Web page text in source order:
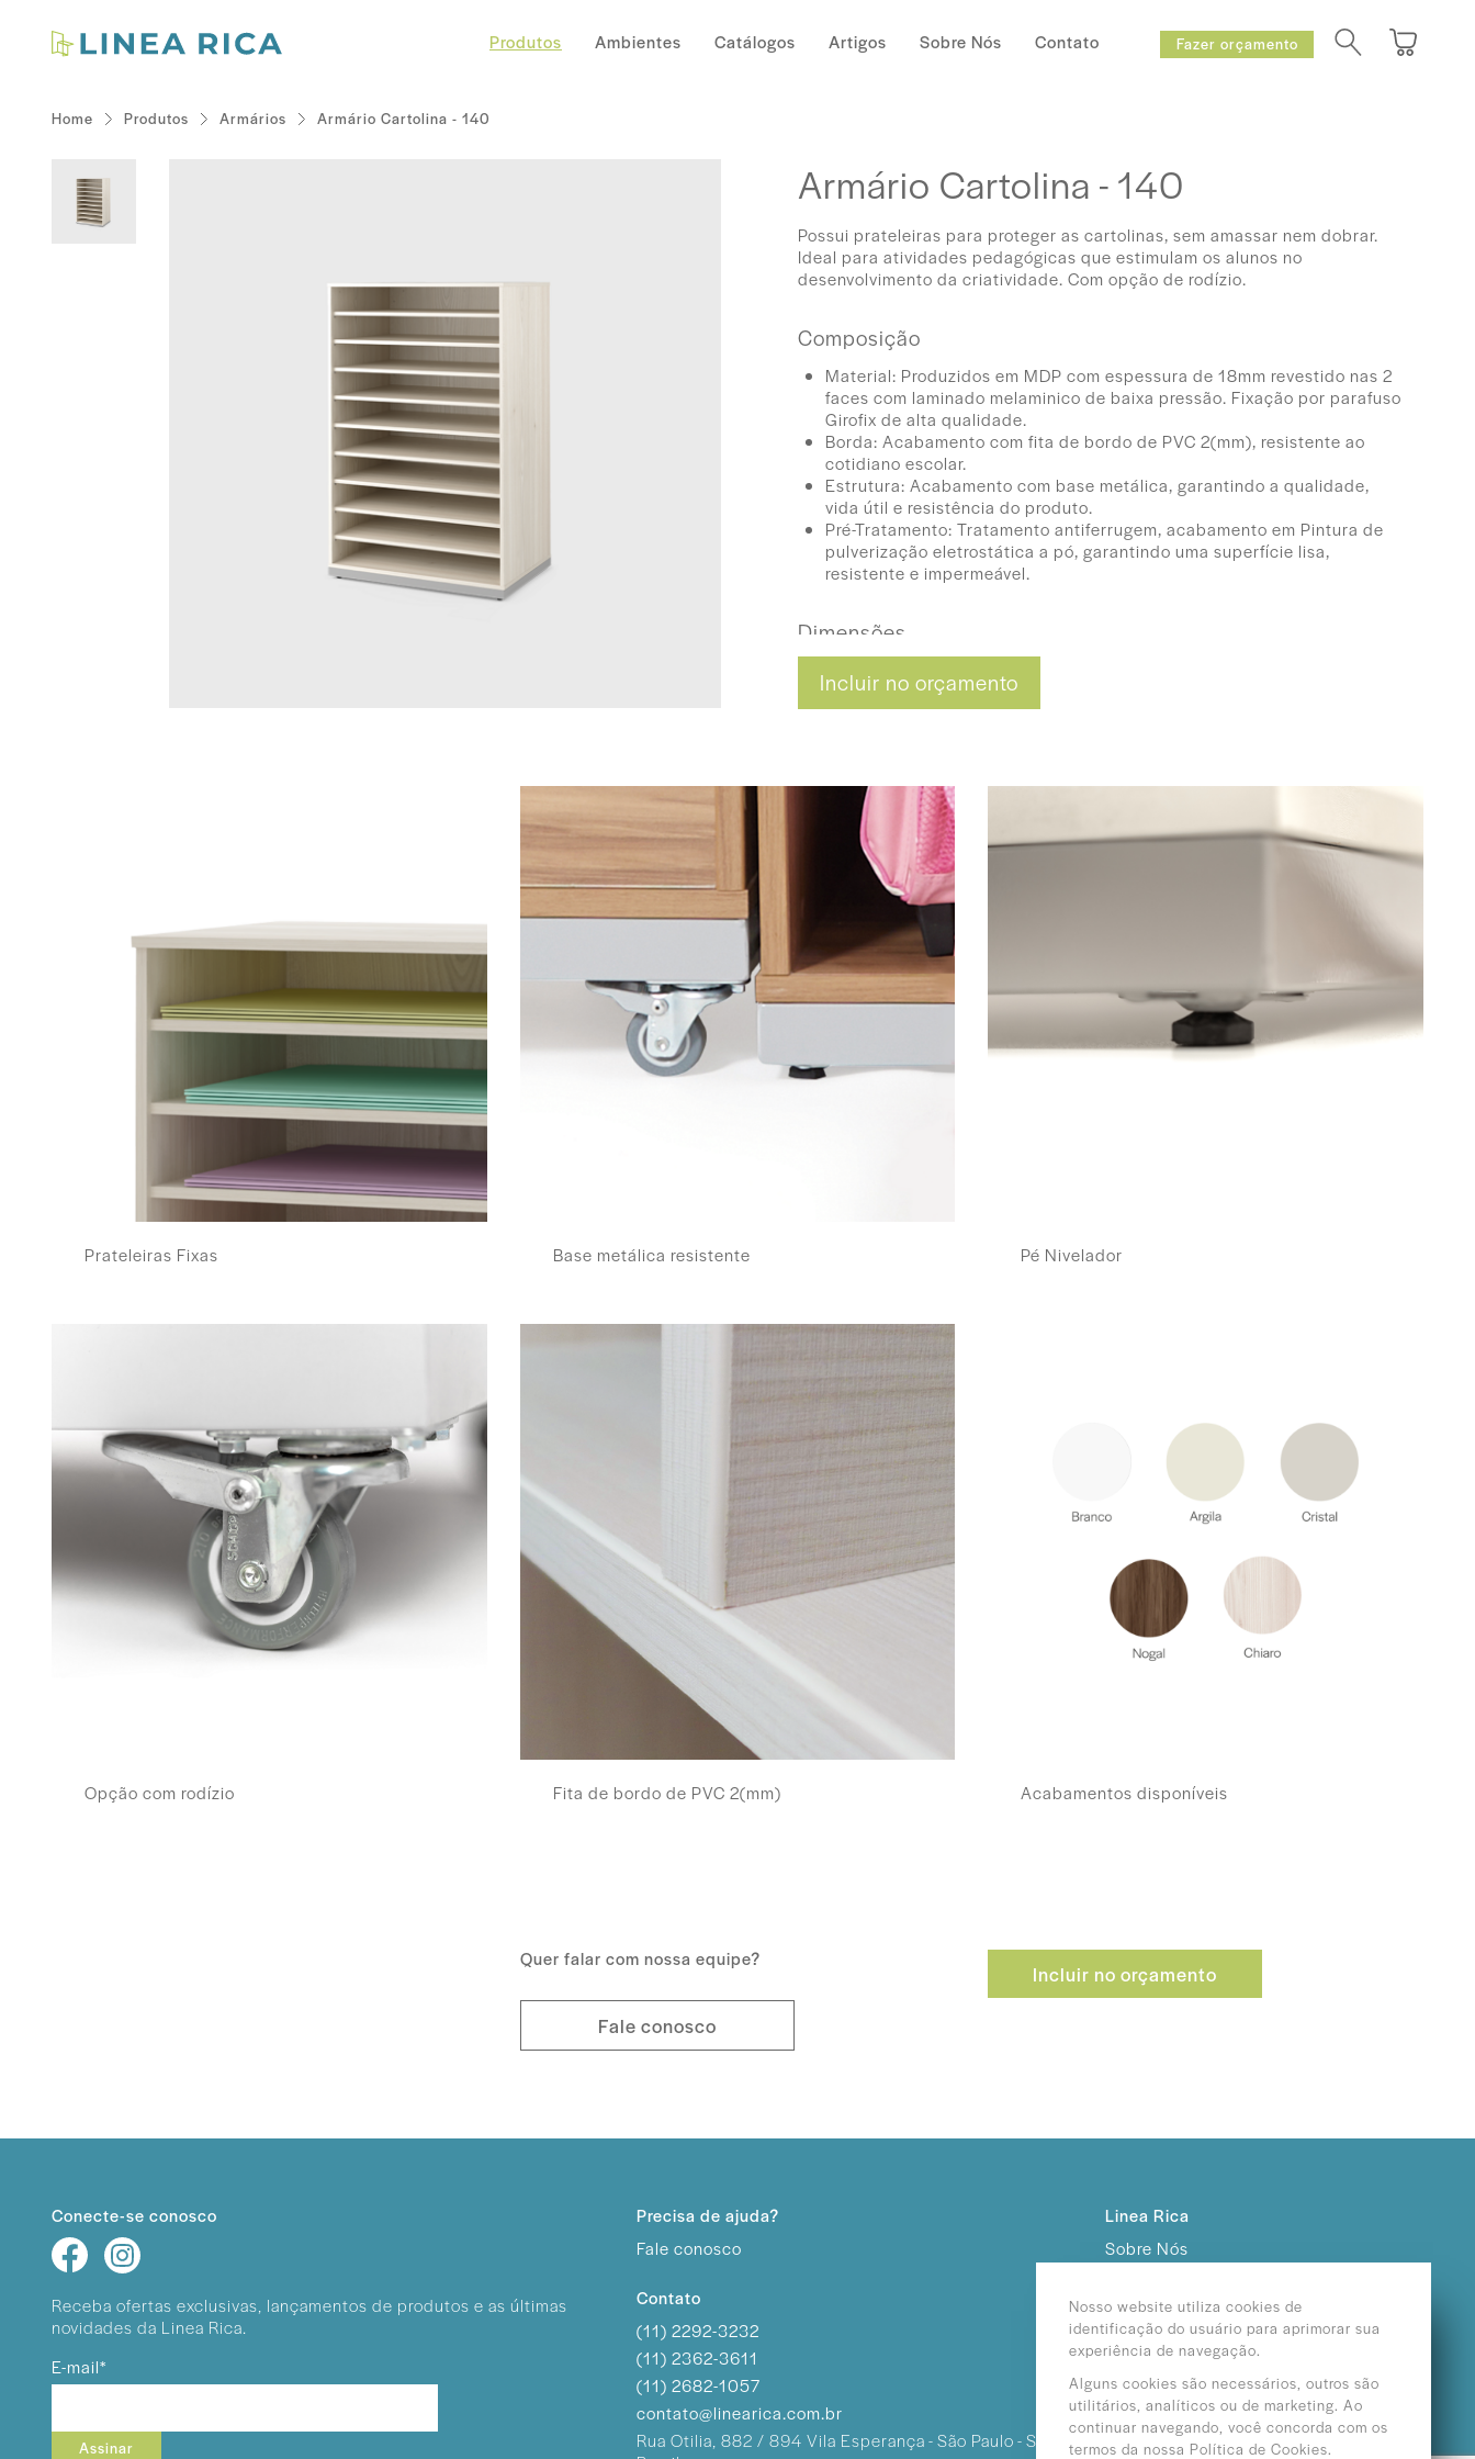
Produtos Ambientes Catálogos Artigos Sobre Nós Contato Fazer orçamento
Home Produtos Armários Armário Cartolina - 140
Armário Cartolina - 140
Possui prateleiras para proteger as cartolinas, sem amassar nem dobrar.
Ideal para atividades pedagógicas que estimulam os alunos no
desenvolvimento da criatividade. Com opção de rodízio.
Composição
Material: Produzidos em MDP com espessura de 18mm revestido nas 2
faces com laminado melaminico de baixa pressão. Fixação por parafuso
Girofix de alta qualidade.
Borda: Acabamento com fita de bordo de PVC 2(mm), resistente ao
cotidiano escolar.
Estrutura: Acabamento com base metálica, garantindo a qualidade,
vida útil e resistência do produto.
Pré-Tratamento: Tratamento antiferrugem, acabamento em Pintura de
pulverização eletrostática a pó, garantindo uma superfície lisa,
resistente e impermeável.
Dimensões
Incluir no orçamento
Prateleiras Fixas Base metálica resistente Pé Nivelador
Opção com rodízio Fita de bordo de PVC 2(mm) Acabamentos disponíveis
Quer falar com nossa equipe?
Fale conosco
Incluir no orçamento
Conecte-se conosco
Receba ofertas exclusivas, lançamentos de produtos e as últimas
novidades da Linea Rica.
E-mail*
Assinar
Precisa de ajuda?
Fale conosco
Contato
(11) 2292-3232
(11) 2362-3611
(11) 2682-1057
contato@linearica.com.br
Rua Otilia, 882 / 894Vila Esperança - São Paulo - SP /
Linea Rica
Sobre Nós
Nosso website utiliza cookies de
identificação do usuário para aprimorar sua
experiência de navegação.
Alguns cookies são necessários, outros são
utilitários, analíticos ou de marketing. Ao
continuar navegando, você concorda com os
termos da nossa Política de Cookies.